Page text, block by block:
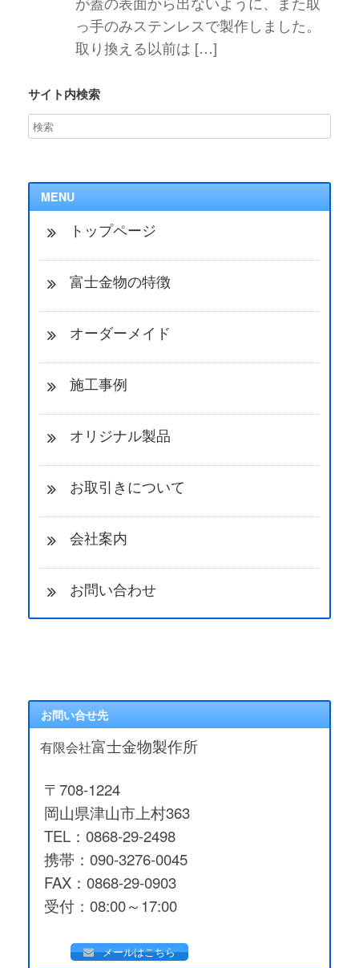
っ手のみステンレスで製作しました。
取り換える以前は […]
サイト内検索
MENU
トップページ
富士金物の特徴
オーダーメイド
施工事例
オリジナル製品
お取引きについて
会社案内
お問い合わせ
お問い合せ先
有限会社富士金物製作所
〒708-1224
岡山県津山市上村363
TEL：0868-29-2498
携帯：090-3276-0045
FAX：0868-29-0903
受付：08:00～17:00
メールはこちら